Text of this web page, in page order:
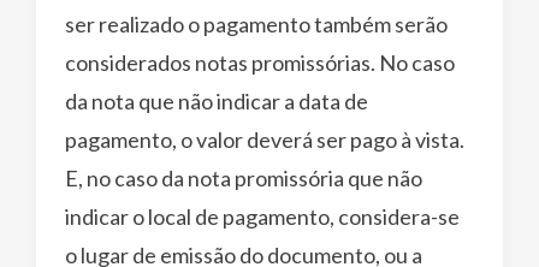
ser realizado o pagamento também serão
considerados notas promissórias. No caso
da nota que não indicar a data de
pagamento, o valor deverá ser pago à vista.
E, no caso da nota promissória que não
indicar o local de pagamento, considera-se
o lugar de emissão do documento, ou a